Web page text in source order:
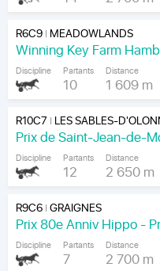
R6C9| MEADOWLANDS
Discipline Partants
10
Distance
1 609 m
R10C7 | LES SABLES-
Prix de Saint-Jean-de-
Discipline Partants
12
Distance
2 650 m
R9C6|GRAIGNES
Prix 80e Anniv Hippo -
Discipline Partants
7
Distance
2 700 m